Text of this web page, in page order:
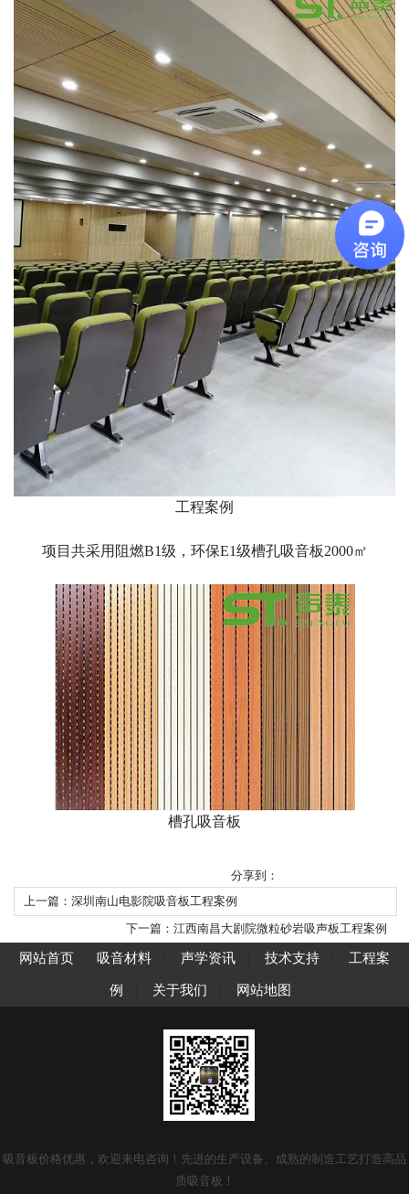
工程案例
项目共采用阻燃B1级，环保E1级槽孔吸音板2000㎡
槽孔吸音板
分享到：
上一篇：深圳南山电影院吸音板工程案例
下一篇：江西南昌大剧院微粒砂岩吸声板工程案例
网站首页 吸音材料 声学资讯 技术支持 工程案
例 关于我们 网站地图
吸音板价格优惠，欢迎来电咨询！先进的生产设备、成熟的制造工艺打造高品
质吸音板！